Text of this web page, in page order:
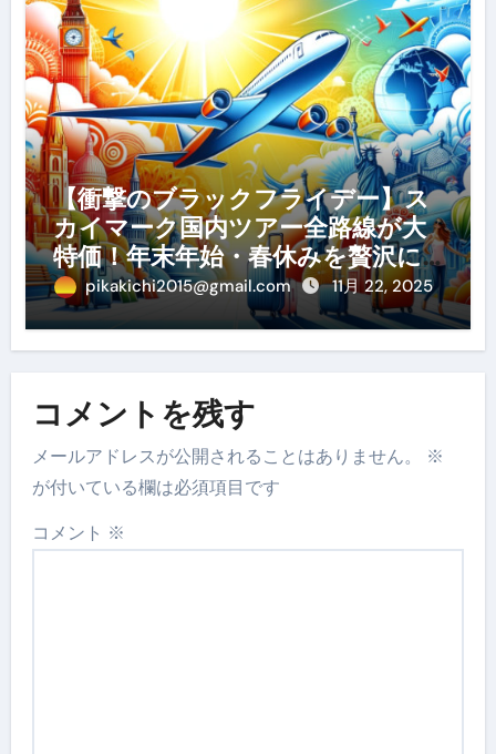
【衝撃のブラックフライデー】ス
カイマーク国内ツアー全路線が大
特価！年末年始・春休みを贅沢に
過ごす賢い予約ガイド
pikakichi2015@gmail.com 11月 22, 2025
コメントを残す
メールアドレスが公開されることはありません。
※
が付いている欄は必須項目です
コメント ※